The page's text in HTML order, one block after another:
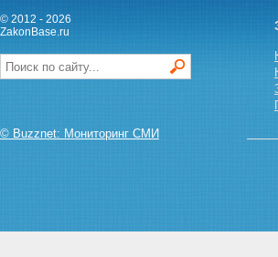
© 2012 - 2026
ZakonBase.ru
© Buzznet: Мониторинг СМИ